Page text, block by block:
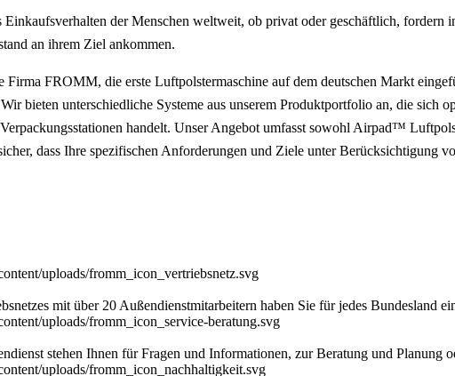
Einkaufsverhalten der Menschen weltweit, ob privat oder geschäftlich,
an ihrem Ziel ankommen.
Firma FROMM, die erste Luftpolstermaschine auf dem deutschen Markt
bieten unterschiedliche Systeme aus unserem Produktportfolio an, die sich
handelt. Unser Angebot umfasst sowohl Airpad™
dass Ihre spezifischen Anforderungen und Ziele unter Berücksichtigung
mit über 20 Außendienstmitarbeitern haben Sie für jedes Bundesland
stehen Ihnen für Fragen und Informationen, zur Beratung und Planung